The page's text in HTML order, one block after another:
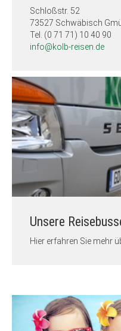
Schloßstr. 52
73527 Schwäbisch
Tel. (0 71 71) 10 40 90
info@kolb-reisen.de
Unsere
Hier erfahren Sie mehr